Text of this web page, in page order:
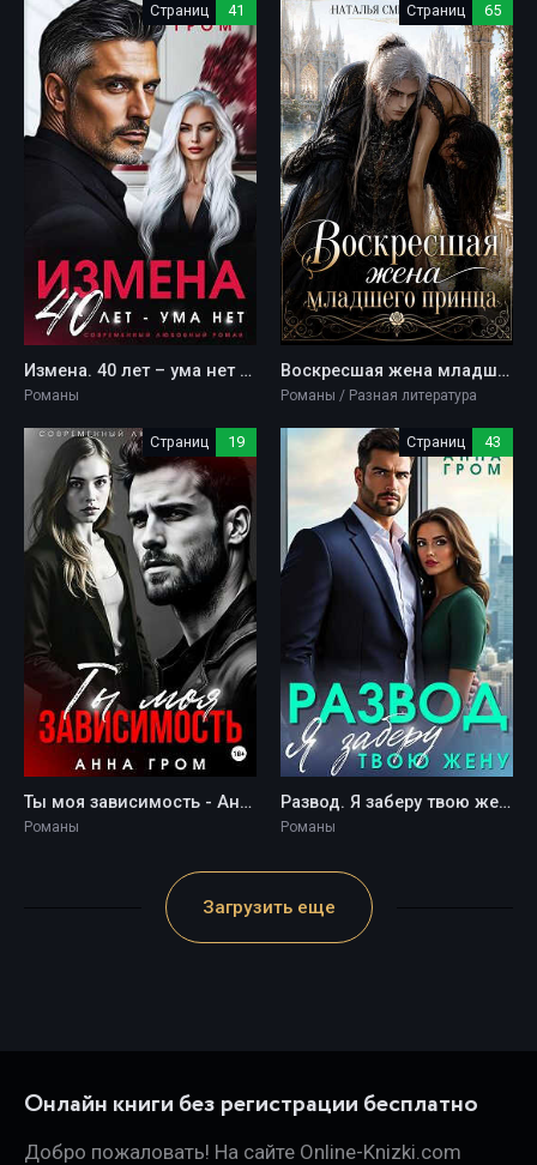
Страниц 41
Измена. 40 лет – ума нет - Анна Гром
Романы
Страниц 65
Воскресшая жена младшего принца - Наталья Смеречинская
Романы / Разная литература
Страниц 19
Ты моя зависимость - Анна Гром
Романы
Страниц 43
Развод. Я заберу твою жену - Анна Гром
Романы
Загрузить еще
Онлайн книги без регистрации бесплатно
Добро пожаловать! На сайте Online-Knizki.com